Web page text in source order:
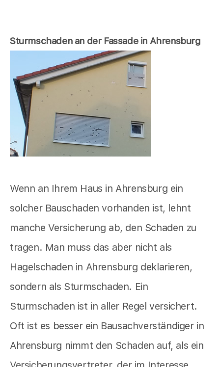
Sturmschaden an der Fassade in Ahrensburg
Wenn an Ihrem Haus in Ahrensburg ein
solcher Bauschaden vorhanden ist, lehnt
manche Versicherung ab, den Schaden zu
tragen. Man muss das aber nicht als
Hagelschaden in Ahrensburg deklarieren,
sondern als Sturmschaden. Ein
Sturmschaden ist in aller Regel versichert.
Oft ist es besser ein Bausachverständiger in
Ahrensburg nimmt den Schaden auf, als ein